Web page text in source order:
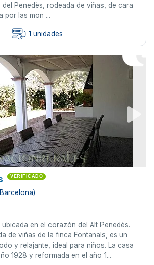
Penedès, rodeada de viñas, de cara
por las mon ...
1 unidades
VERIFICADO
en el corazón del Alt Penedés.
de viñas de la finca Fontanals, es un
y relajante, ideal para niños. La casa
1928 y reformada en el año 1...